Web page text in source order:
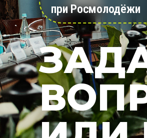
при Росмолодёжи